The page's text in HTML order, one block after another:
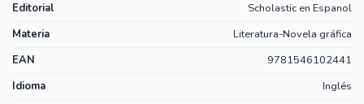
Editorial
Scholastic en Espanol
Materia
Literatura-Novela gráfica
EAN
9781546102441
Idioma
Inglés